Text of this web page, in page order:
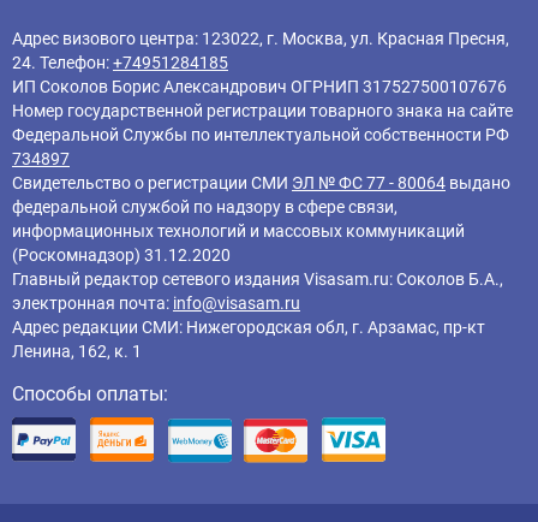
Адрес визового центра: 123022, г. Москва, ул. Красная Пресня,
24. Телефон:+74951284185
ИП Соколов Борис Александрович ОГРНИП 317527500107676
Номер государственной регистрации товарного знака на сайте
Федеральной Службы по интеллектуальной собственности РФ
734897
Свидетельство о регистрации СМИ ЭЛ № ФС 77 - 80064 выдано
федеральной службой по надзору в сфере связи,
информационных технологий и массовых коммуникаций
(Роскомнадзор) 31.12.2020
Главный редактор cетевого издания Visasam.ru: Соколов Б.А.,
электронная почта: info@visasam.ru
Адрес редакции СМИ: Нижегородская обл, г. Арзамас, пр-кт
Ленина, 162, к. 1
Способы оплаты: